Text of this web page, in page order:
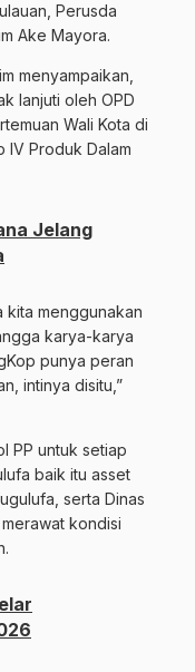
Perusda
Ake Mayora.
menyampaikan,
lanjuti oleh OPD
Wali Kota di
IV Produk Dalam
Jelang
kita menggunakan
karya-karya
punya peran
intinya disitu,”
PP untuk setiap
baik itu asset
serta Dinas
kondisi